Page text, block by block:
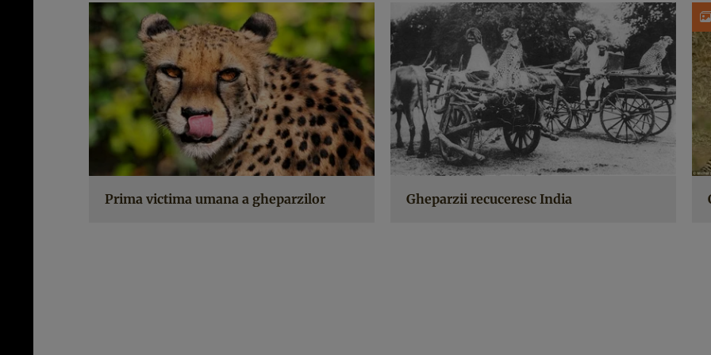
Prima victima umana a gheparzilor Gheparzii recuceresc India